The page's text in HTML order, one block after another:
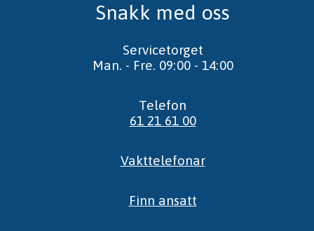
Snakk med oss
Servicetorget
Man. - Fre. 09:00 - 14:00
Telefon
61 21 61 00
Vakttelefonar
Finn ansatt